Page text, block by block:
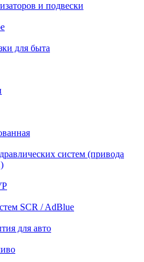
и подвески
для быта
систем (привода
SCR / AdBlue
для авто